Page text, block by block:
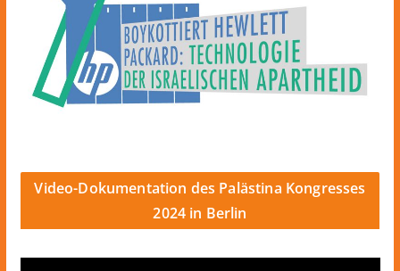
Video-Dokumentation des Palästina Kongresses
2024 in Berlin